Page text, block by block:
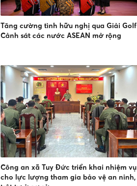
Tăng cường tình hữu nghị qua Giải Golf
Cảnh sát các nước ASEAN mở rộng
Công an xã Tuy Đức triển khai nhiệm vụ
cho lực lượng tham gia bảo vệ an ninh,